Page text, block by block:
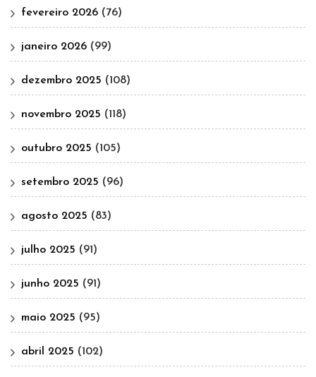
fevereiro 2026 (76)
janeiro 2026 (99)
dezembro 2025 (108)
novembro 2025 (118)
outubro 2025 (105)
setembro 2025 (96)
agosto 2025 (83)
julho 2025 (91)
junho 2025 (91)
maio 2025 (95)
abril 2025 (102)